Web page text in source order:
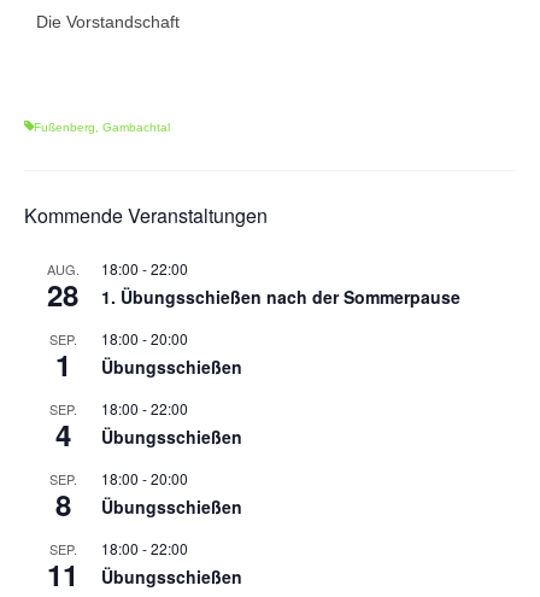
FAQ
Mitglied werden
Sektionsliga Ergebnisse
Sektionswanderpokale
Die Vorstandschaft
Fußenberg, Gambachtal
Kommende Veranstaltungen
AUG.
28
18:00 -22:00
1. Übungsschießen nach der Sommerpause
SEP.
1
18:00 -20:00
Übungsschießen
SEP.
4
18:00 -22:00
Übungsschießen
SEP.
8
18:00 -20:00
Übungsschießen
SEP.
11
18:00 -22:00
Übungsschießen